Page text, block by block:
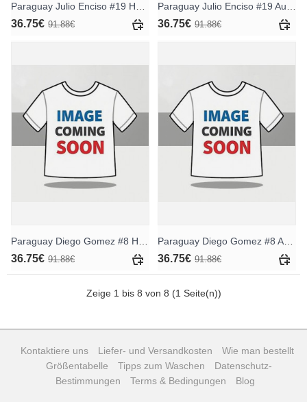
36.75€ 91.88€ 36.75€ 91.88€
36.75€ 91.88€ 36.75€ 91.88€
Zeige 1 bis 8 von 8 (1 Seite(n))
Kontaktiere uns Liefer- und Versandkosten
Wie man bestellt
Größentabelle
Tipps zum Waschen
Datenschutz-
Bestimmungen
Terms & Bedingungen Blog